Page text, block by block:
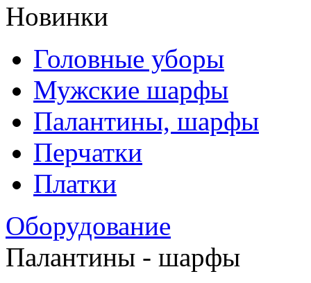
Новинки
Головные уборы
Мужские шарфы
Палантины, шарфы
Перчатки
Платки
Оборудование
Палантины - шарфы